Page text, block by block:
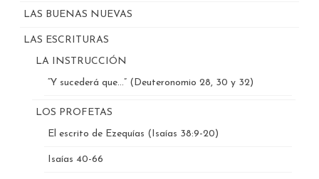
LAS BUENAS NUEVAS
LAS ESCRITURAS
LA INSTRUCCIÓN
“Y sucederá que…” (Deuteronomio 28, 30 y 32)
LOS PROFETAS
El escrito de Ezequías (Isaías 38:9-20)
Isaías 40-66